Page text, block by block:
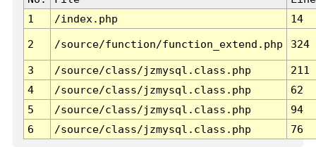
1
/index.php 14
2 /source/function/function_extend.php 324
3 /source/class/jzmysql.class.php
211
4
/source/class/jzmysql.class.php
62
5
/source/class/jzmysql.class.php
94
6
/source/class/jzmysql.class.php 76